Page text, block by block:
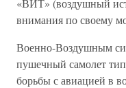
внимания по своему
Военно-Воздушным
пушечный самолет
борьбы с авиацией в